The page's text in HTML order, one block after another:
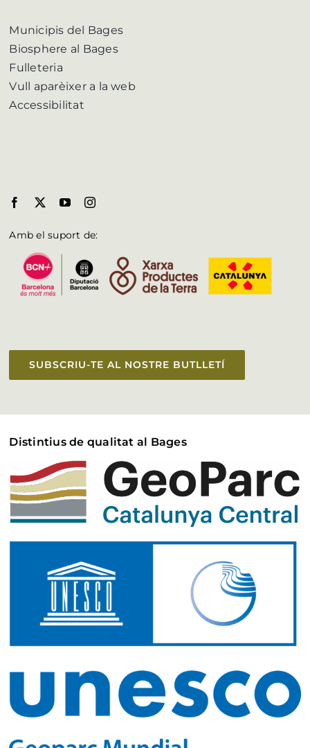
Municipis del Bages
Biosphere al Bages
Fulleteria
Vull aparèixer a la web
Accessibilitat
Amb el suport de:
SUBSCRIU-TE AL NOSTRE BUTLLETÍ
Distintius de qualitat al Bages